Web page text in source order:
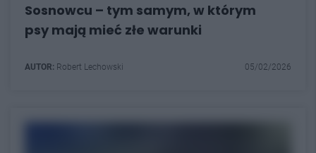
Sosnowcu – tym samym, w którym
psy mają mieć złe warunki
AUTOR: Robert Lechowski 05/02/2026